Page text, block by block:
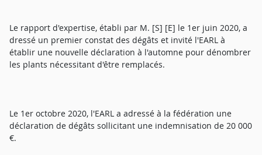
Le rapport d'expertise, établi par M. [S] [E] le 1er juin 2020, a
dressé un premier constat des dégâts et invité l'EARL à
établir une nouvelle déclaration à l'automne pour dénombrer
les plants nécessitant d'être remplacés.
Le 1er octobre 2020, l'EARL a adressé à la fédération une
déclaration de dégâts sollicitant une indemnisation de 20 000
€.